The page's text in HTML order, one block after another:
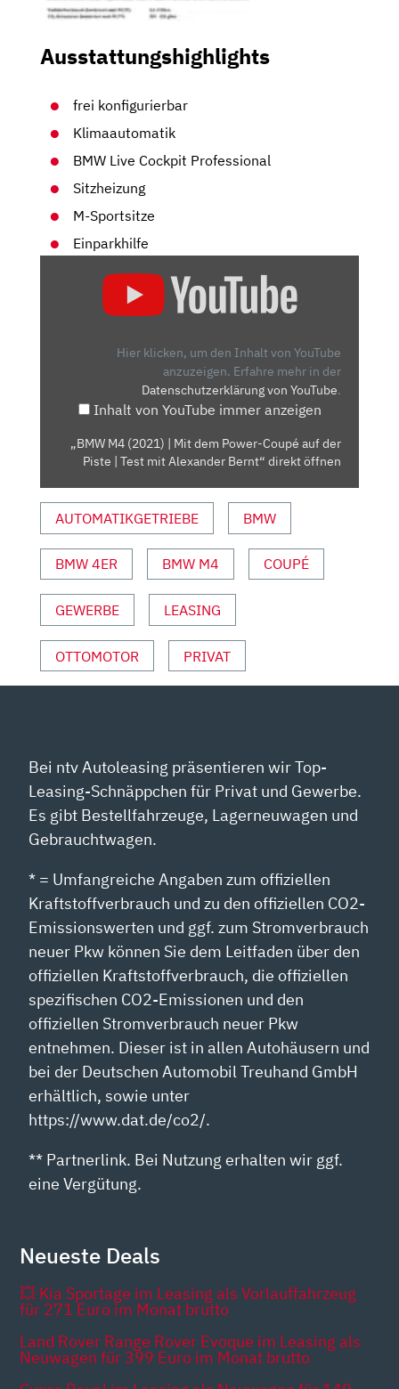
Ausstattungshighlights
frei konfigurierbar
Klimaautomatik
BMW Live Cockpit Professional
Sitzheizung
M-Sportsitze
Einparkhilfe
MIT
ALEXANDER
VON
YOUTUBE
ANZEIGEN
Hier klicken, um den Inhalt von YouTube
anzuzeigen. Erfahre mehr in der
Datenschutzerklärung von YouTube.
Inhalt von YouTube immer anzeigen
„BMW M4 (2021) | Mit dem Power-Coupé auf der
Piste | Test mit Alexander Bernt“ direkt öffnen
AUTOMATIKGETRIEBE BMW
BMW 4ER BMW M4 COUPÉ
GEWERBE LEASING
OTTOMOTOR PRIVAT
Bei ntv Autoleasing präsentieren wir Top-
Leasing-Schnäppchen für Privat und Gewerbe.
Es gibt Bestellfahrzeuge, Lagerneuwagen und
Gebrauchtwagen.
* = Umfangreiche Angaben zum offiziellen
Kraftstoffverbrauch und zu den offiziellen CO2-
Emissionswerten und ggf. zum Stromverbrauch
neuer Pkw können Sie dem Leitfaden über den
offiziellen Kraftstoffverbrauch, die offiziellen
spezifischen CO2-Emissionen und den
offiziellen Stromverbrauch neuer Pkw
entnehmen. Dieser ist in allen Autohäusern und
bei der Deutschen Automobil Treuhand GmbH
erhältlich, sowie unter
https://www.dat.de/co2/.
** Partnerlink. Bei Nutzung erhalten wir ggf.
eine Vergütung.
Neueste Deals
💥 Kia Sportage im Leasing als Vorlauffahrzeug
für 271 Euro im Monat brutto
Land Rover Range Rover Evoque im Leasing als
Neuwagen für 399 Euro im Monat brutto